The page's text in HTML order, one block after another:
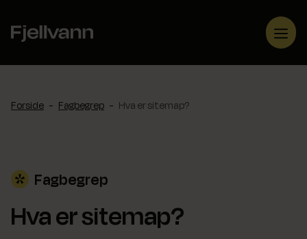
innhold
Forside - Fagbegrep - Hva er sitemap?
Fagbegrep
Hva er sitemap?